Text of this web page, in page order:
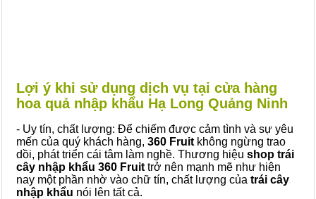
Lợi ý khi sử dụng dịch vụ tại cửa hàng
hoa quả nhập khẩu Hạ Long Quảng Ninh
- Uy tín, chất lượng: Để chiếm được cảm tình và sự yêu
mến của quý khách hàng, 360 Fruit không ngừng trao
dồi, phát triển cái tâm làm nghề. Thương hiệu shop trái
cây nhập khẩu 360 Fruit trở nên mạnh mẽ như hiện
nay một phần nhờ vào chữ tín, chất lượng của trái cây
nhập khẩu nói lên tất cả.